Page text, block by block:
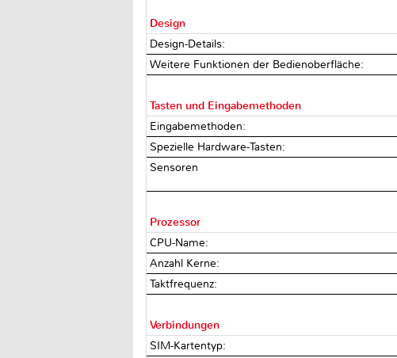
Design
Design-Details:
Weitere Funktionen der Bedienoberfläche:
Tasten und Eingabemethoden
Eingabemethoden:
Spezielle Hardware-Tasten:
Sensoren
Prozessor
CPU-Name:
Anzahl Kerne:
Taktfrequenz:
Verbindungen
SIM-Kartentyp: